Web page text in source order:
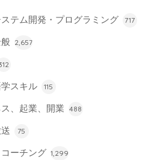
テム開発・プログラミング 717
2,657
スキル 115
、起業、開業 488
75
ーチング 1,299